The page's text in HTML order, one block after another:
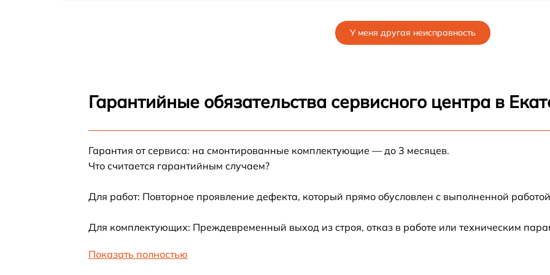
Замена фильтров Bork C804 от 40 мин
Ремонт платы управления Bork C804 от 90 мин
Чистка от кофейных масел Bork C804
У меня другая неисправность
Гарантийные обязательства сервисного центра в
Гарантия от сервиса: на смонтированные комплектующие — до 3 месяцев.
Что считается гарантийным случаем?
Для работ: Повторное проявление дефекта, который прямо обусловлен с выполненной
Для комплектующих: Преждевременный выход из строя, отказ в работе или техническим
Показать полностью